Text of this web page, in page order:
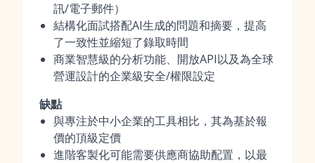
訊/電子郵件）
結構化面試搭配AI生成的問題和摘要，提高
了一致性並縮短了錄取時間
商業智慧級的分析功能、開放API以及為全球
營運設計的企業級安全/權限設定
缺點
與專注於中小企業的工具相比，其為基於報
價的頂級定價
進階客製化可能需要供應商協助配置，以最